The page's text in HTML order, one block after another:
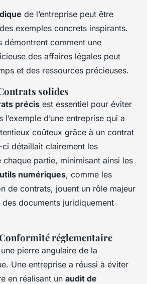
de l’entreprise peut être
exemples concrets inspirants.
démontrent comment une
des affaires légales peut
et des ressources précieuses.
solides
précis est essentiel pour éviter
l’exemple d’une entreprise qui a
coûteux grâce à un contrat
détaillait clairement les
chaque partie, minimisant ainsi les
numériques, comme les
de contrats, jouent un rôle majeur
documents juridiquement
Conformité réglementaire
pierre angulaire de la
Une entreprise a réussi à éviter
en réalisant un audit de